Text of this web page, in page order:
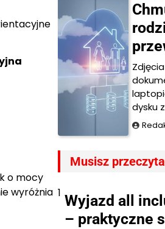
o mocy
wyróżnia
dysku
Musisz
1 Wyjazd all
– praktyczne